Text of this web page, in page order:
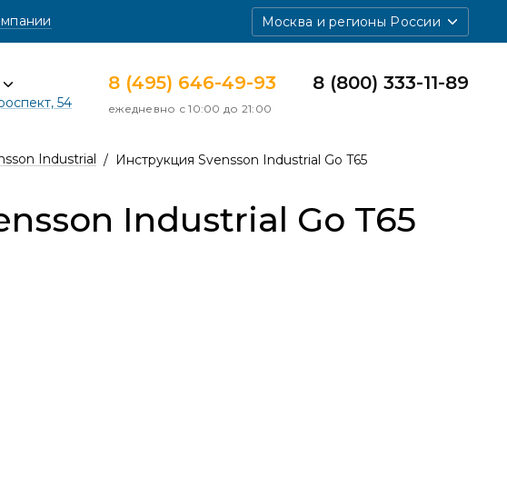
Москва и регионы России
54
8 (495) 646-49-93
ежедневно с 10:00 до 21:00
8 (800) 333-11-89
Industrial Инструкция Svensson Industrial Go T65
Industrial Go T65